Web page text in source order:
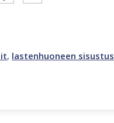
, lastenhuoneen sisustus